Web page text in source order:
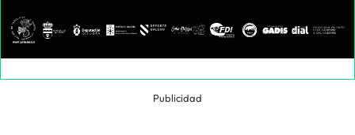
Publicidad